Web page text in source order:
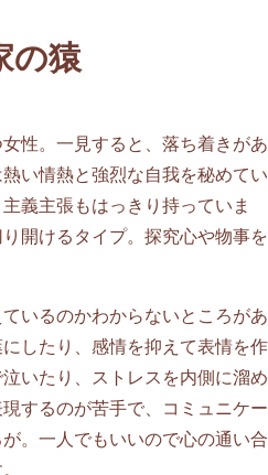
の猿
性。一見すると、落ち着きがあ
い情熱と強烈な自我を秘めてい
義主張もはっきり持っていま
開けるタイプ。探究心や物事を
いるのかわからないところがあ
したり、感情を抑えて表情を作
いたり、ストレスを内側に溜め
するのが苦手で、コミュニケー
。一人でもいいので心の通い合